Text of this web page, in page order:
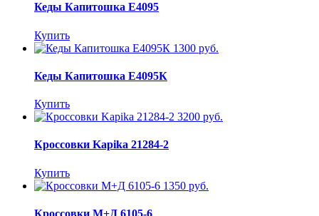
Кеды Капитошка E4095
Купить
1300 руб.
Кеды Капитошка E4095К
Купить
3200 руб.
Кроссовки Kapika 21284-2
Купить
1350 руб.
Кроссовки М+Д 6105-6